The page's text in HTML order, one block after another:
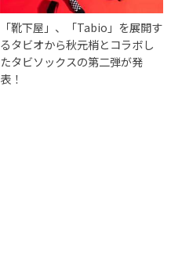
「靴下屋」、「Tabio」を展開す
るタビオから秋元梢とコラボし
たタビソックスの第二弾が発
表！